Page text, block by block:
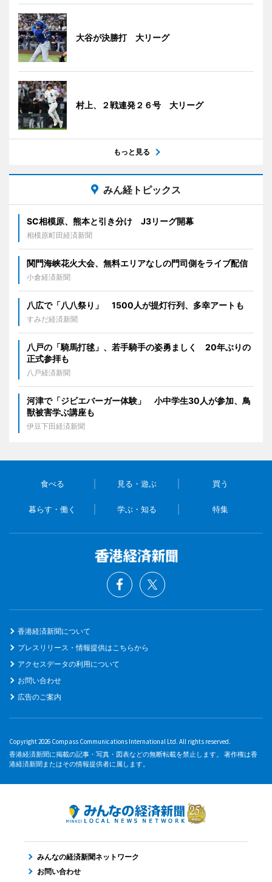
大谷が決勝打 大リーグ
村上、２戦連発２６号 大リーグ
もっと見る
みん経トピックス
SC相模原、熊本と引き分け J3リーグ開幕
相模原町田経済新聞
関門海峡花火大会、無料エリアなしの門司側をライブ配信
小倉経済新聞
八広で「八八祭り」 1500人が提灯行列、多幸アートも
すみだ経済新聞
八戸の「騎馬打毬」、若手騎手の姿勇ましく 20年ぶりの
正式参拝も
八戸経済新聞
河津で「ジビエバーガー体験」 小中学生30人が参加、鳥
獣被害学ぶ講座も
伊豆下田経済新聞
食べる 見る・遊ぶ 買う
暮らす・働く 学ぶ・知る 特集
香港経済新聞について
プレスリリース・情報提供はこちらから
アクセスデータの利用について
お問い合わせ
広告のご案内
Copyright 2026 Compass Communications International Ltd. All rights reserved.
香港経済新聞に掲載の記事・写真・図表などの無断転載を禁止します。 著作権は香
港経済新聞またはその情報提供者に属します。
みんなの経済新聞ネットワーク
お問い合わせ